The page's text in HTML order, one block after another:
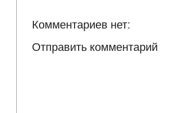
Комментариев нет:
Отправить комментарий